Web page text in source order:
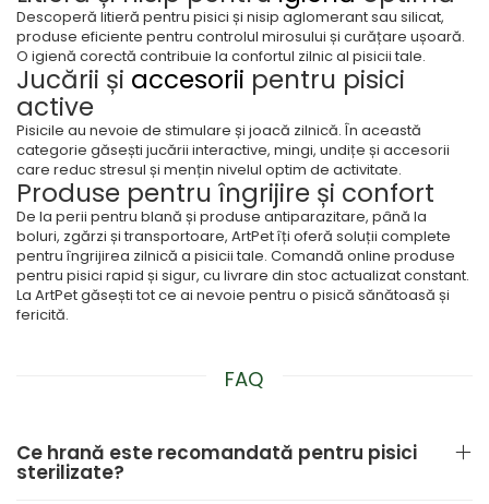
Descoperă litieră pentru pisici și nisip aglomerant sau silicat,
produse eficiente pentru controlul mirosului și curățare ușoară.
O igienă corectă contribuie la confortul zilnic al pisicii tale.
Jucării și accesorii pentru pisici
active
Pisicile au nevoie de stimulare și joacă zilnică. În această
categorie găsești jucării interactive, mingi, undițe și accesorii
care reduc stresul și mențin nivelul optim de activitate.
Produse pentru îngrijire și confort
De la perii pentru blană și produse antiparazitare, până la
boluri, zgărzi și transportoare, ArtPet îți oferă soluții complete
pentru îngrijirea zilnică a pisicii tale. Comandă online produse
pentru pisici rapid și sigur, cu livrare din stoc actualizat constant.
La ArtPet găsești tot ce ai nevoie pentru o pisică sănătoasă și
fericită.
FAQ
Ce hrană este recomandată pentru pisici
sterilizate?